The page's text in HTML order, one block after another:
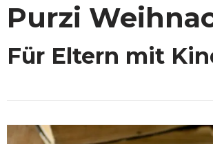
Purzi
Für Eltern mit